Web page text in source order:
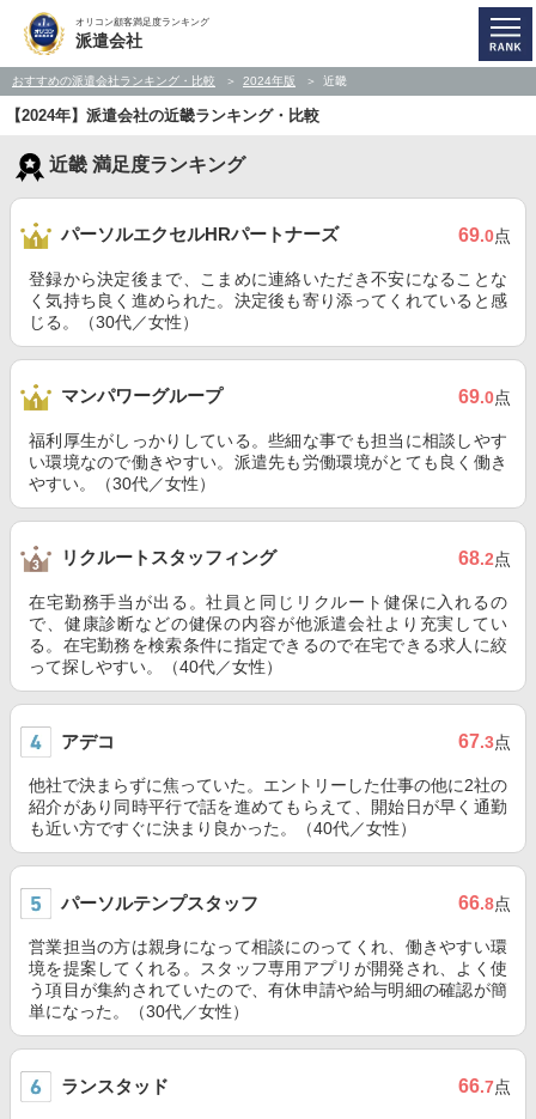
オリコン顧客満足度ランキング
派遣会社
おすすめの派遣会社ランキング・比較 2024年版 近畿
【2024年】派遣会社の近畿ランキング・比較
近畿 満足度ランキング
パーソルエクセルHRパートナーズ 69.0点
登録から決定後まで、こまめに連絡いただき不安になることな
く気持ち良く進められた。決定後も寄り添ってくれていると感
じる。（30代／女性）
マンパワーグループ 69.0点
福利厚生がしっかりしている。些細な事でも担当に相談しやす
い環境なので働きやすい。派遣先も労働環境がとても良く働き
やすい。（30代／女性）
リクルートスタッフィング 68.2点
在宅勤務手当が出る。社員と同じリクルート健保に入れるの
で、健康診断などの健保の内容が他派遣会社より充実してい
る。在宅勤務を検索条件に指定できるので在宅できる求人に絞
って探しやすい。（40代／女性）
アデコ 67.3点
他社で決まらずに焦っていた。エントリーした仕事の他に2社の
紹介があり同時平行で話を進めてもらえて、開始日が早く通勤
も近い方ですぐに決まり良かった。（40代／女性）
パーソルテンプスタッフ 66.8点
営業担当の方は親身になって相談にのってくれ、働きやすい環
境を提案してくれる。スタッフ専用アプリが開発され、よく使
う項目が集約されていたので、有休申請や給与明細の確認が簡
単になった。（30代／女性）
ランスタッド 66.7点